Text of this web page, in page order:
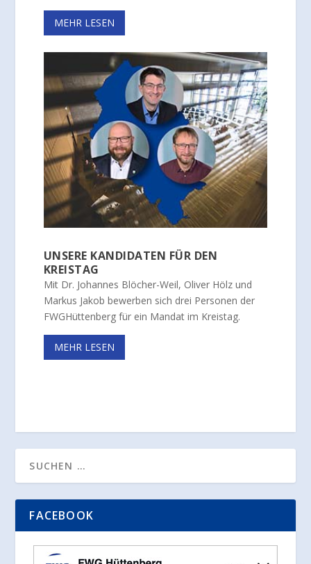
MEHR LESEN
UNSERE KANDIDATEN FÜR DEN
KREISTAG
Mit Dr. Johannes Blöcher-Weil, Oliver Hölz und
Markus Jakob bewerben sich drei Personen der
FWGHüttenberg für ein Mandat im Kreistag.
MEHR LESEN
FACEBOOK